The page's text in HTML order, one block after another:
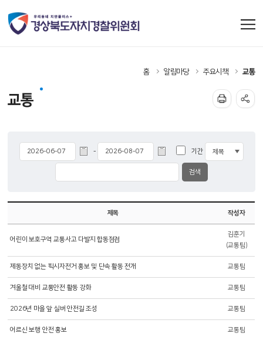
홈 알림마당 주요시책 교통
교통
- 기간
제목 작성자
어린이 보호구역 교통사고 다발지 합동점검
김훈기
(교통팀)
제동장치 없는 픽시자전거 홍보 및 단속 활동 전개 교통팀
겨울철 대비 교통안전 활동 강화 교통팀
2026년 마을 앞 실버 안전길 조성 교통팀
어르신 보행 안전 홍보 교통팀